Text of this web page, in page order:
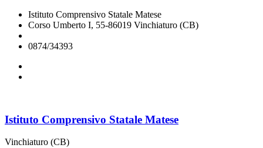
Istituto Comprensivo Statale Matese
Corso Umberto I, 55-86019 Vinchiaturo (CB)
0874/34393
Istituto Comprensivo Statale Matese
Vinchiaturo (CB)